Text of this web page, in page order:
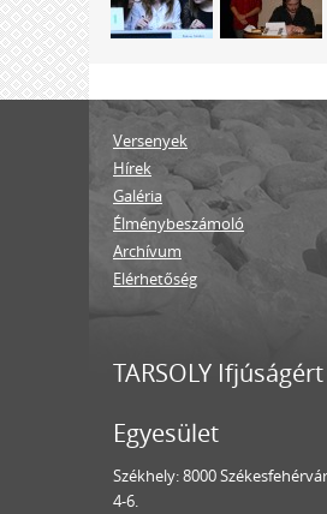
Versenyek
Hírek
Galéria
Élménybeszámoló
Archívum
Elérhetőség
TARSOLY Ifjúságért
Egyesület
Székhely: 8000
4-6.